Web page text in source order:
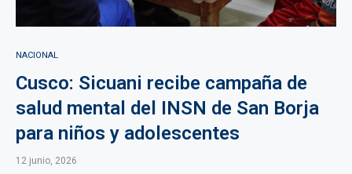
NACIONAL
Cusco: Sicuani recibe campaña de
salud mental del INSN de San Borja
para niños y adolescentes
12 junio, 2026